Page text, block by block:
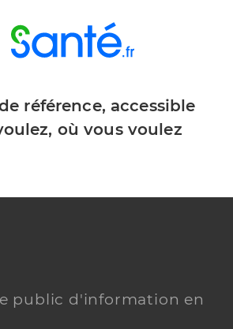
référence, accessible
où vous voulez
public d'information en